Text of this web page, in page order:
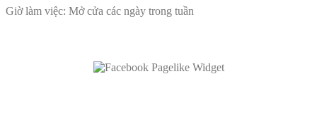
Giờ làm việc: Mở cửa các ngày trong tuần